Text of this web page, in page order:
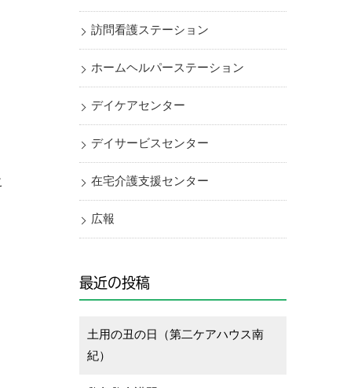
訪問看護ステーション
ホームヘルパーステーション
デイケアセンター
デイサービスセンター
在宅介護支援センター
広報
最近の投稿
土用の丑の日（第二ケアハウス南
紀）